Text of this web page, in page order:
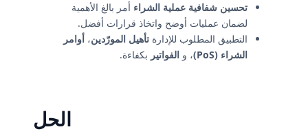
تحسين شفافية عملية الشراء أمر بالغ الأهمية
لضمان عمليات أوضح واتخاذ قرارات أفضل.
التطبيق المطلوب للإدارة تأهيل المورّدين، أوامر
الشراء (PoS)
، و الفواتير بكفاءة.
الحل